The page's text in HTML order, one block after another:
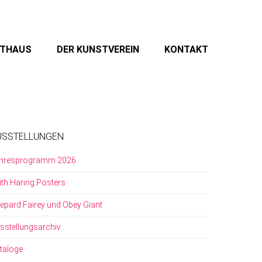
DER KUNSTVEREIN KONTAKT
2026
Haring Posters
Fairey und Obey Giant